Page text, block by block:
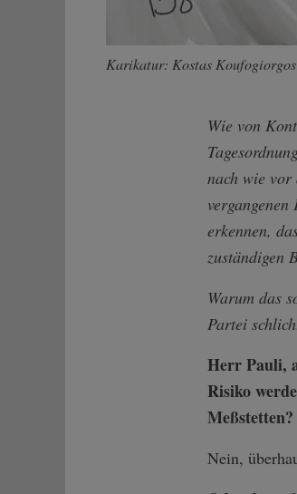
Karikatur: Kostas Koufogiorgos
Wie von
nach wie
erkennen,
zuständigen
Warum das
Partei
Herr Pauli,
Risiko
Meßstetten?
Nein,